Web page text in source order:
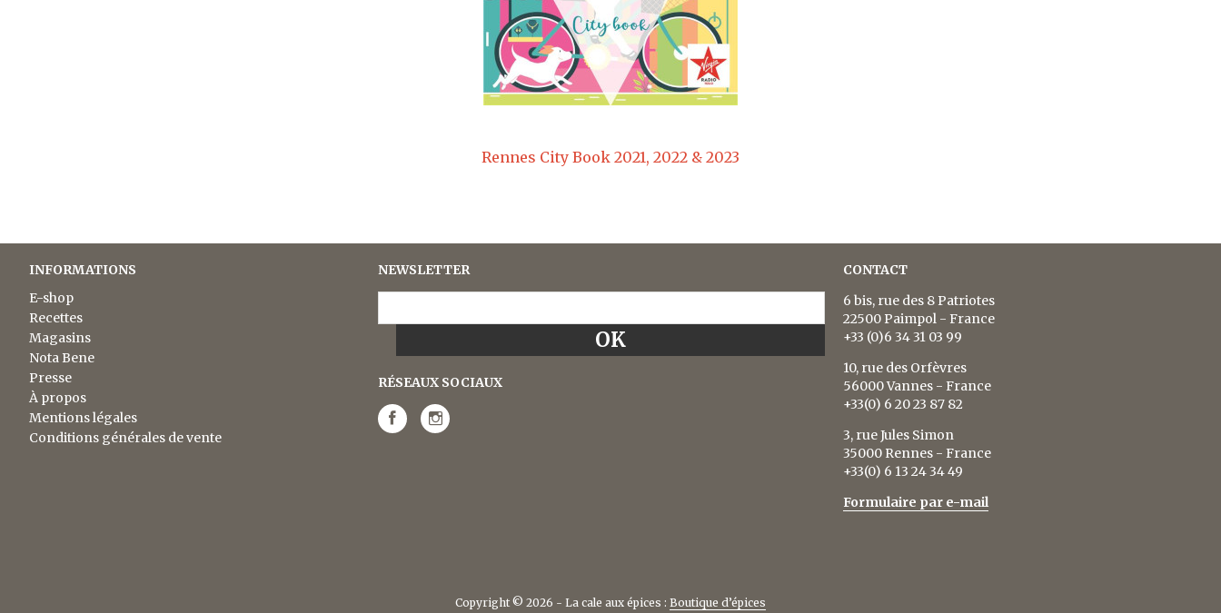
Rennes City Book 2021, 2022 & 2023
INFORMATIONS
E-shop
Recettes
Magasins
Nota Bene
Presse
À propos
Mentions légales
Conditions générales de vente
NEWSLETTER
RÉSEAUX SOCIAUX
CONTACT
6 bis, rue des 8 Patriotes
22500 Paimpol - France
+33 (0)6 34 31 03 99
10, rue des Orfèvres
56000 Vannes - France
+33(0) 6 20 23 87 82
3, rue Jules Simon
35000 Rennes - France
+33(0) 6 13 24 34 49
Formulaire par e-mail
Copyright © 2026 - La cale aux épices : Boutique d’épices